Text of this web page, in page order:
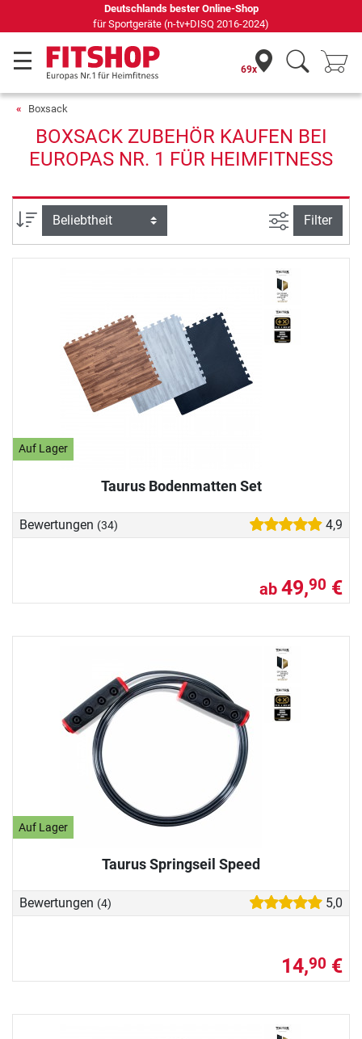
Deutschlands bester Online-Shop
für Sportgeräte (n-tv+DISQ 2016-2024)
69x
Boxsack
BOXSACK ZUBEHÖR KAUFEN BEI
EUROPAS NR. 1 FÜR HEIMFITNESS
Sortierung Ansicht
Filter
Auf Lager
Taurus Bodenmatten Set
Bewertungen (34) 4,9
ab 49,90 €
Auf Lager
Taurus Springseil Speed
Bewertungen (4) 5,0
14,90 €